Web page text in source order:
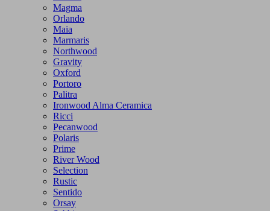
Magma
Orlando
Maia
Marmaris
Northwood
Gravity
Oxford
Portoro
Palitra
Ironwood Alma Ceramica
Ricci
Pecanwood
Polaris
Prime
River Wood
Selection
Rustic
Sentido
Orsay